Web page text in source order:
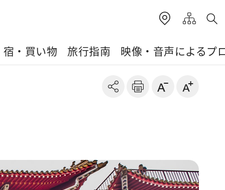
宿・買い物 旅行指南 映像・音声によるプ